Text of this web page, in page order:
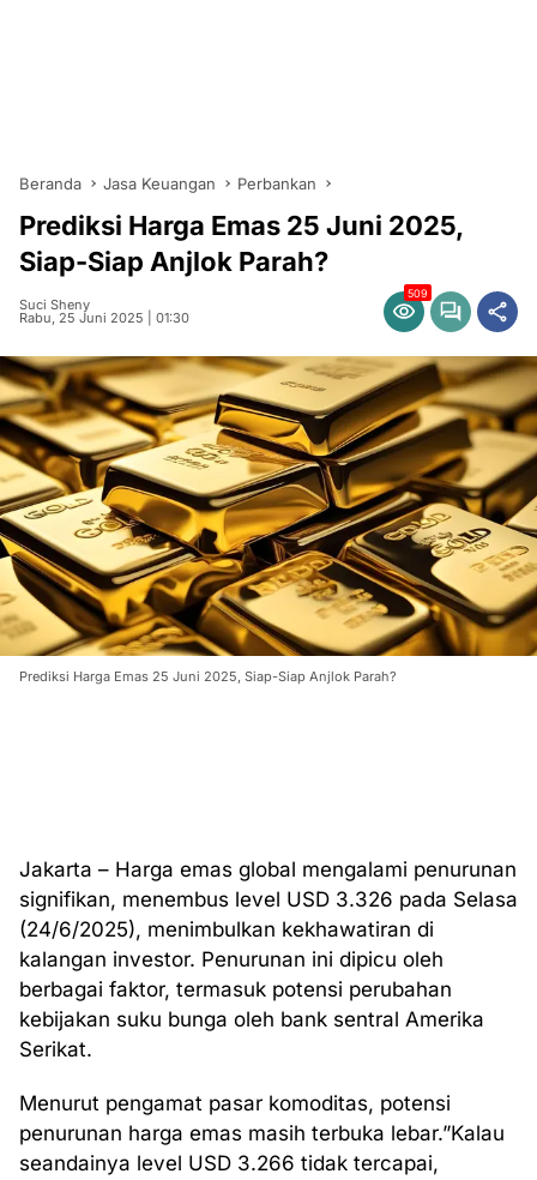
Beranda Jasa Keuangan Perbankan
Prediksi Harga Emas 25 Juni 2025,
Siap-Siap Anjlok Parah?
Suci Sheny
Rabu, 25 Juni 2025 | 01:30
509
Prediksi Harga Emas 25 Juni 2025, Siap-Siap Anjlok Parah?
Jakarta – Harga emas global mengalami penurunan
signifikan, menembus level USD 3.326 pada Selasa
(24/6/2025), menimbulkan kekhawatiran di
kalangan investor. Penurunan ini dipicu oleh
berbagai faktor, termasuk potensi perubahan
kebijakan suku bunga oleh bank sentral Amerika
Serikat.
Menurut pengamat pasar komoditas, potensi
penurunan harga emas masih terbuka lebar.”Kalau
seandainya level USD 3.266 tidak tercapai,